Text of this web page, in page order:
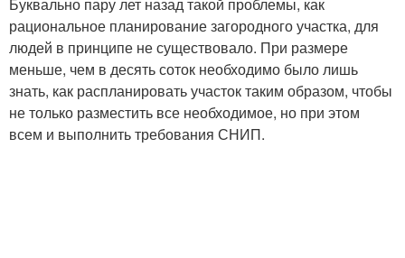
рациональное планирование загородного участка, для
людей в принципе не существовало. При размере
меньше, чем в десять соток необходимо было лишь
знать, как распланировать участок таким образом, чтобы
не только разместить все необходимое, но при этом
всем и выполнить требования СНИП.